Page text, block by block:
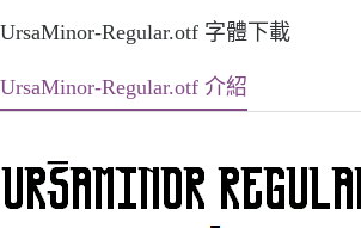
UrsaMinor-Regular.otf 字體下載
UrsaMinor-Regular.otf 介紹